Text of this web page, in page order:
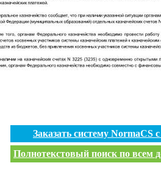
Заказать систему
Полнотекстовый поиск по всем